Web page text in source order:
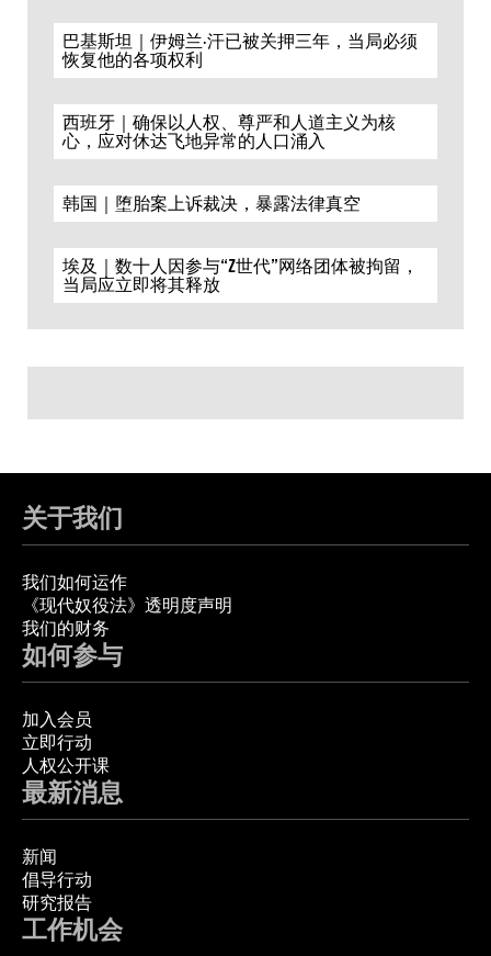
巴基斯坦｜伊姆兰·汗已被关押三年，当局必须
恢复他的各项权利
西班牙｜确保以人权、尊严和人道主义为核
心，应对休达飞地异常的人口涌入
韩国｜堕胎案上诉裁决，暴露法律真空
埃及｜数十人因参与“Z世代”网络团体被拘留，
当局应立即将其释放
关于我们
我们如何运作
《现代奴役法》透明度声明
我们的财务
如何参与
加入会员
立即行动
人权公开课
最新消息
新闻
倡导行动
研究报告
工作机会